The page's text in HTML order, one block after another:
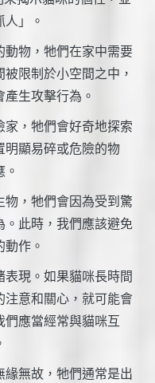
」。
動物，牠們在家中需要
限制於小空間之中，
生攻擊行為。
，牠們會好奇地探索
明顯易碎或危險的物
物，牠們會因為受到驚
。此時，我們應該避免
作。
現。如果貓咪長時間
注意和關心，就可能會
們應當經常與貓咪互
無故，牠們通常是出